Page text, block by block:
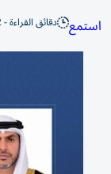
استمع دقائق القراءة - 2